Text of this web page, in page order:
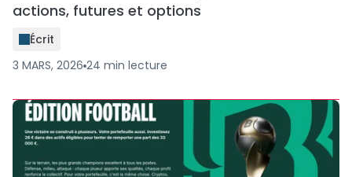
actions, futures et options
Écrit
3 MARS, 2026 24 min lecture